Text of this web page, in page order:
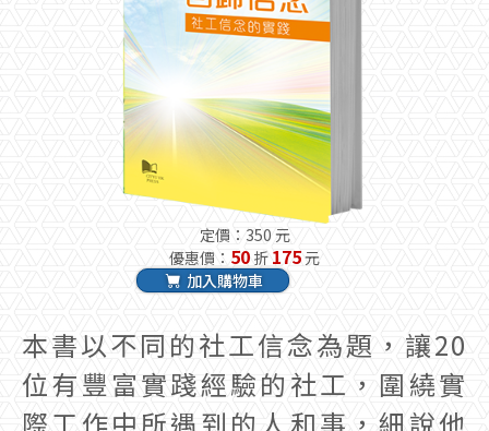
定價：350 元
優惠價： 50 折 175元
加入購物車
本書以不同的社工信念為題，讓20
位有豐富實踐經驗的社工，圍繞實
際工作中所遇到的人和事，細說他